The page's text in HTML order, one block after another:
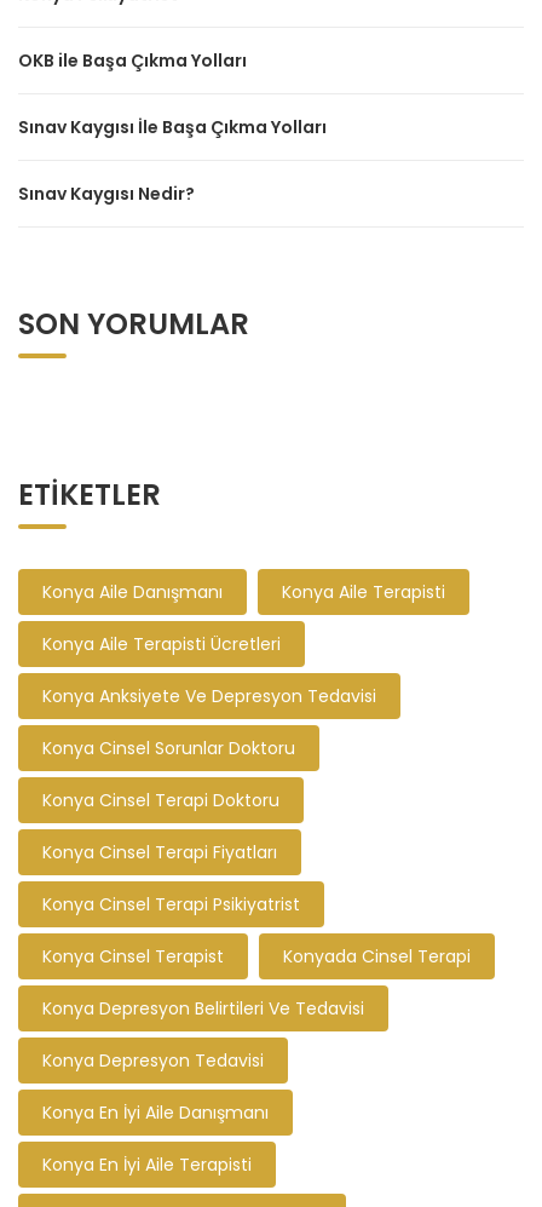
OKB ile Başa Çıkma Yolları
Sınav Kaygısı İle Başa Çıkma Yolları
Sınav Kaygısı Nedir?
SON YORUMLAR
ETIKETLER
Konya Aile Danışmanı Konya Aile Terapisti
Konya Aile Terapisti Ücretleri
Konya Anksiyete Ve Depresyon Tedavisi
Konya Cinsel Sorunlar Doktoru
Konya Cinsel Terapi Doktoru
Konya Cinsel Terapi Fiyatları
Konya Cinsel Terapi Psikiyatrist
Konya Cinsel Terapist Konyada Cinsel Terapi
Konya Depresyon Belirtileri Ve Tedavisi
Konya Depresyon Tedavisi
Konya En İyi Aile Danışmanı
Konya En İyi Aile Terapisti